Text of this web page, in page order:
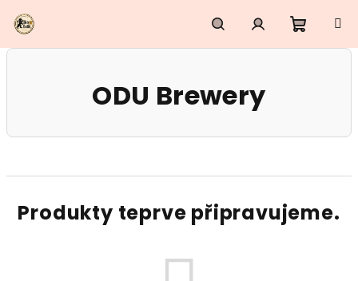
na
obsah
HledatPřihlášení
ODU Brewery
Produkty teprve připravujeme.